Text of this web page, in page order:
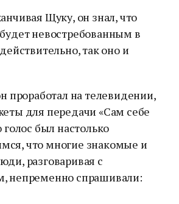
Щуку, он знал, что
невостребованным в
так оно и
проработал на телевидении,
для передачи «Сам себе
голос был настолько
что многие знакомые и
разговаривая с
непременно спрашивали: